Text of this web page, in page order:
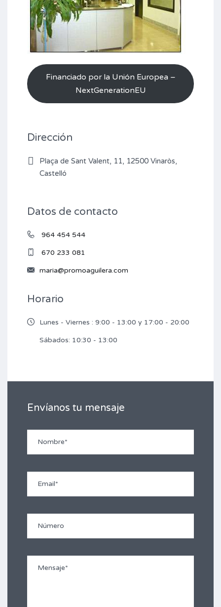
Financiado por la Unión Europea –
NextGenerationEU
Dirección
Plaça de Sant Valent, 11, 12500 Vinaròs,
Castelló
Datos de contacto
964 454 544
670 233 081
maria@promoaguilera.com
Horario
Lunes - Viernes : 9:00 - 13:00 y 17:00 - 20:00
Sábados: 10:30 - 13:00
Envíanos tu mensaje